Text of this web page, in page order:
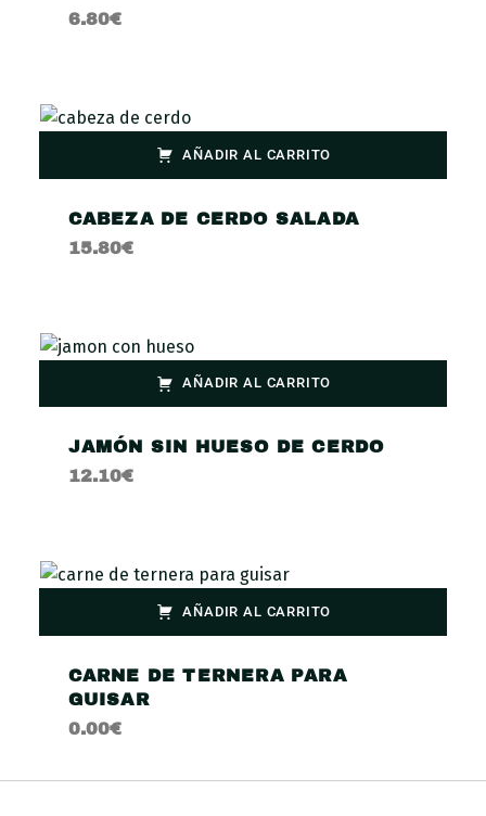
6.80€
AÑADIR AL CARRITO
CABEZA DE CERDO SALADA
15.80€
AÑADIR AL CARRITO
JAMÓN SIN HUESO DE CERDO
12.10€
AÑADIR AL CARRITO
CARNE DE TERNERA PARA
GUISAR
0.00€